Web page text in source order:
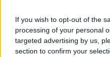
If you wish to opt-out of the
processing of your personal
targeted advertising by us,
section to confirm your
Vertragsdauer deines 1.
individueller Absprache)
Dein Einstieg erfolgt